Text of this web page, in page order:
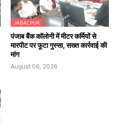
JABALPUR
पंजाब बैंक कॉलोनी में मीटर कर्मियों से
मारपीट पर फूटा गुस्सा, सख्त कार्रवाई की
मांग
August 06, 2026